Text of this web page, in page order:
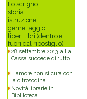
Lo scrigno
storia
istruzione
gemellaggio
liberi libri (dentro e
fuori dal ripostiglio)
28 settembre 2013: a La
Cassa succede di tutto
...
L'amore non si cura con
la citrosodina
Novità librarie in
Bibliloteca